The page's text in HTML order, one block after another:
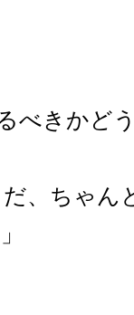
べきかど
、ちゃん